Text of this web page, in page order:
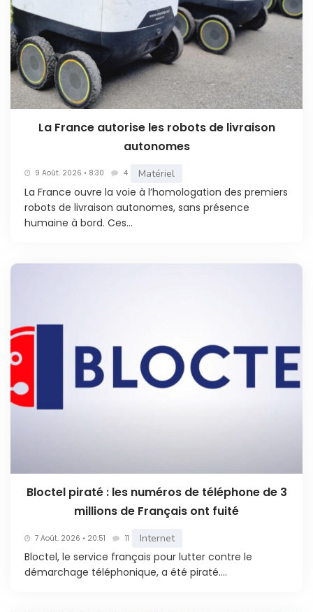
La France autorise les robots de livraison
autonomes
9 Août. 2026 • 8:30 4 Matériel
La France ouvre la voie à l’homologation des premiers
robots de livraison autonomes, sans présence
humaine à bord. Ces...
Bloctel piraté : les numéros de téléphone de 3
millions de Français ont fuité
7 Août. 2026 • 20:51 11 Internet
Bloctel, le service français pour lutter contre le
démarchage téléphonique, a été piraté....